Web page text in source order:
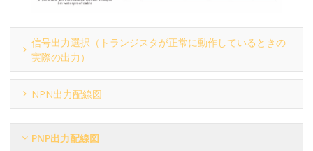
信号出力選択（トランジスタが正常に動作しているときの
実際の出力）
NPN出力配線図
PNP出力配線図